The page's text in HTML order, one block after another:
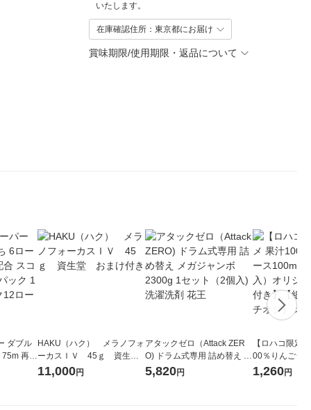
いたします。
在庫確認住所：東京都にお届け
賞味期限/使用期限・返品について
ダブル
ラワー
HAKU（ハク） メラノフォ
ーカスＩＶ 45ｇ 資生
堂 おまけ付き
11,000円
アタックゼロ（Attack ZER
O) ドラム式専用 詰め替え メ
ガジャンボ 2300g 1セット
5,820円
【ロハコ限定
00％りんごジ
箱（18本入）
1,260円